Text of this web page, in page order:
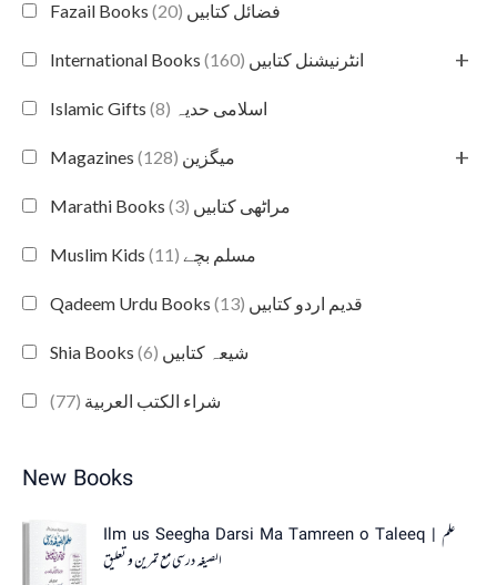
Fazail Books فضائل کتابیں (20)
International Books انٹرنیشنل کتابیں (160) +
Islamic Gifts اسلامی حدیہ (8)
Magazines میگزین (128) +
Marathi Books مراٹھی کتابیں (3)
Muslim Kids مسلم بچے (11)
Qadeem Urdu Books قدیم اردو کتابیں (13)
Shia Books شیعہ کتابیں (6)
شراء الكتب العربية (77)
New Books
Ilm us Seegha Darsi Ma Tamreen o Taleeq | علم
الصیغہ درسی مع تمرین و تعلیق